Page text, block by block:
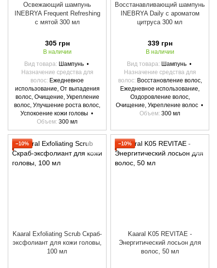
Освежающий шампунь
INEBRYA Frequent Refreshing
с мятой 300 мл
305 грн
В наличии
Вид товара Шампунь
Назначение средства для
волос Ежедневное
использование, От выпадения
волос, Очищение, Укрепление
волос, Улучшение роста волос,
Успокоение кожи головы
Объем 300 мл
Восстанавливающий шампунь
INEBRYA Daily с ароматом
цитруса 300 мл
339 грн
В наличии
Вид товара Шампунь
Назначение средства для
волос
Восстановление волос,
Ежедневное использование,
Оздоровление волос,
Очищение, Укрепление волос
Объем 300 мл
−10%
Kaaral Exfoliating Scrub Скраб-
эксфолиант для кожи головы,
100 мл
−10%
Kaaral K05 REVITAE -
Энергитический лосьон для
волос, 50 мл